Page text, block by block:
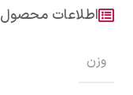
اطلاعات محصول
وزن